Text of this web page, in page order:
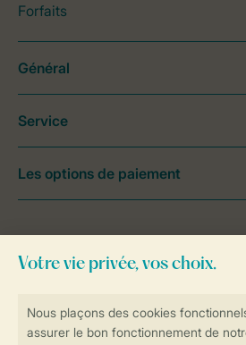
Forfaits
contactez notreContact Center.
Général
Service
Les options de paiement